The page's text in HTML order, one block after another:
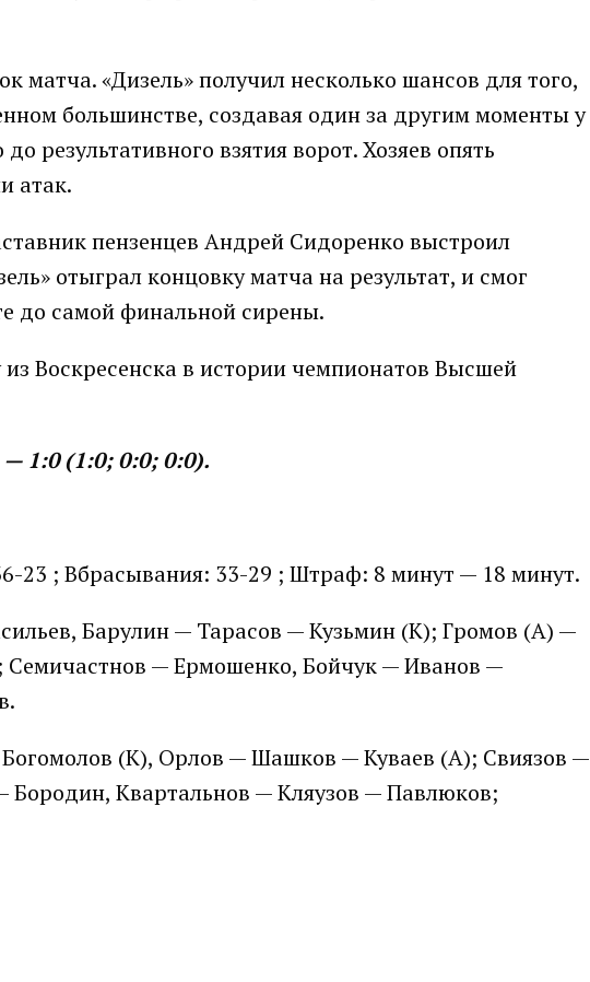
матча. «Дизель» получил несколько шансов для того,
большинстве, создавая один за другим моменты у
результативного взятия ворот. Хозяев опять
атак.
пензенцев Андрей Сидоренко выстроил
отыграл концовку матча на результат, и смог
до самой финальной сирены.
Воскресенска в истории чемпионатов Высшей
1:0 (1:0; 0:0; 0:0).
23 ; Вбрасывания: 33-29 ; Штраф: 8 минут — 18 минут.
Барулин — Тарасов — Кузьмин (К); Громов (А) —
— Ермошенко, Бойчук — Иванов —
(К), Орлов — Шашков — Куваев (А); Свиязов —
Квартальнов — Кляузов — Павлюков;